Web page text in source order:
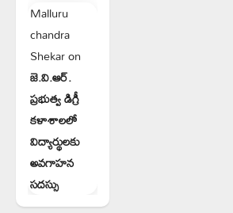
Malluru
chandra
Shekaron
జె.వి.ఆర్.
ప్రభుత్వ డిగ్రీ
కళాశాలలో
విద్యార్థులకు
అవగాహన
సదస్సు